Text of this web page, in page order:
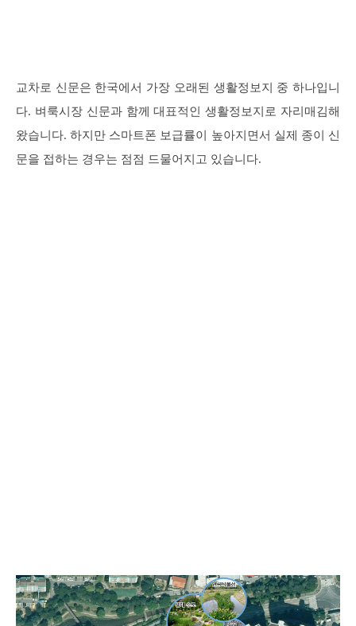
교차로 신문은 한국에서 가장 오래된 생활정보지 중 하나입니
다. 벼룩시장 신문과 함께 대표적인 생활정보지로 자리매김해
왔습니다. 하지만 스마트폰 보급률이 높아지면서 실제 종이 신
문을 접하는 경우는 점점 드물어지고 있습니다.